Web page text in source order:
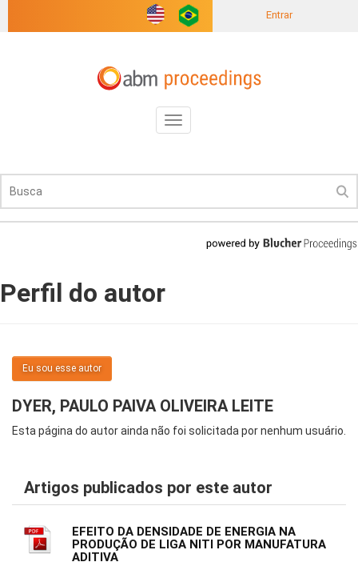
Entrar
Toggle
navigation
Perfil do autor
Eu sou esse autor
DYER, PAULO PAIVA OLIVEIRA LEITE
Esta página do autor ainda não foi solicitada por nenhum usuário.
Artigos publicados por este autor
EFEITO DA DENSIDADE DE ENERGIA NA
PRODUÇÃO DE LIGA NITI POR MANUFATURA
ADITIVA